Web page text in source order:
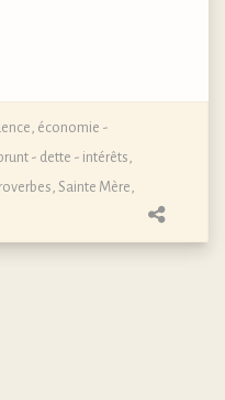
économie -
- dette - intérêts
Sainte Mère